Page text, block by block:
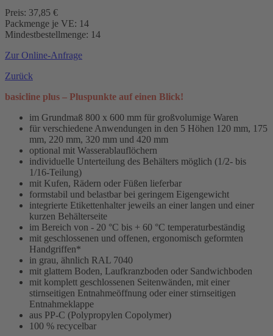
Preis: 37,85 €
Packmenge je VE: 14
Mindestbestellmenge: 14
Zur Online-Anfrage
Zurück
basicline plus – Pluspunkte auf einen Blick!
im Grundmaß 800 x 600 mm für großvolumige Waren
für verschiedene Anwendungen in den 5 Höhen 120 mm, 175
mm, 220 mm, 320 mm und 420 mm
optional mit Wasserablauflöchern
individuelle Unterteilung des Behälters möglich (1/2- bis
1/16-Teilung)
mit Kufen, Rädern oder Füßen lieferbar
formstabil und belastbar bei geringem Eigengewicht
integrierte Etikettenhalter jeweils an einer langen und einer
kurzen Behälterseite
im Bereich von - 20 °C bis + 60 °C temperaturbeständig
mit geschlossenen und offenen, ergonomisch geformten
Handgriffen*
in grau, ähnlich RAL 7040
mit glattem Boden, Laufkranzboden oder Sandwichboden
mit komplett geschlossenen Seitenwänden, mit einer
stirnseitigen Entnahmeöffnung oder einer stirnseitigen
Entnahmeklappe
aus PP-C (Polypropylen Copolymer)
100 % recycelbar